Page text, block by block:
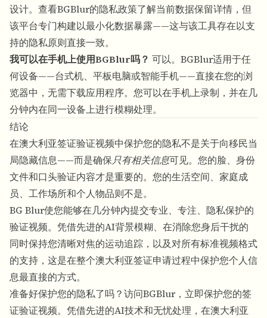
设计。查看BGBlur的隐私政策了解当前数据保留详情，但
该平台专门构建以最小化数据暴露——这与该工具存在以支
持的隐私原则直接一致。
我可以在手机上使用BGBlur吗？ 可以。 BGBlur适用于任
何设备——台式机、平板电脑或智能手机——直接在您的浏
览器中，无需下载应用程序。您可以在手机上录制，并在几
分钟内在同一设备上进行模糊处理。
结论
在澳大利亚签证验证视频中保护您的隐私不是关于向移民当
局隐藏信息——而是确保只有相关信息可见。您的脸、身份
文件和口头验证内容才是重要的。您的生活空间、家庭成
员、工作场所和个人物品则不是。
BG Blur使您能够在几分钟内提交专业、专注、隐私保护的
验证视频。凭借先进的AI背景模糊、在消除您身后干扰的
同时保持您清晰对焦的运动追踪，以及对所有标准视频格式
的支持，这是在整个澳大利亚签证申请过程中保护您个人信
息最直接的方式。
准备好保护您的隐私了吗？访问BGBlur ，立即保护您的签
证验证视频。凭借先进的AI技术和无忧处理，在澳大利亚